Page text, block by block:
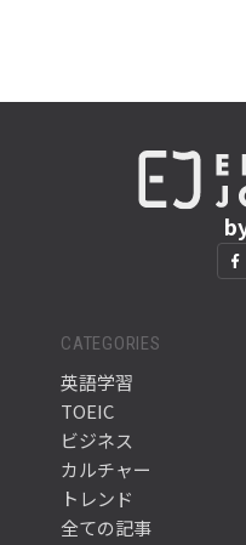
CATEGORIES
英語学習
TOEIC
ビジネス
カルチャー
トレンド
全ての記事